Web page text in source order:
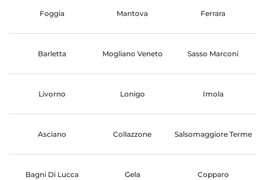
Foggia Mantova Ferrara
Barletta Mogliano Veneto Sasso Marconi
Livorno Lonigo Imola
Asciano Collazzone Salsomaggiore Terme
Bagni Di Lucca Gela Copparo